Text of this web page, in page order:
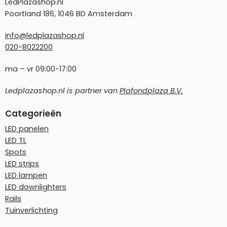
LedPlazashop.nl
Poortland 186, 1046 BD Amsterdam
info@ledplazashop.nl
020-8022200
ma – vr 09:00-17:00
Ledplazashop.nl is partner van Plafondplaza B.V.
Categorieën
LED panelen
LED TL
Spots
LED strips
LED lampen
LED downlighters
Rails
Tuinverlichting